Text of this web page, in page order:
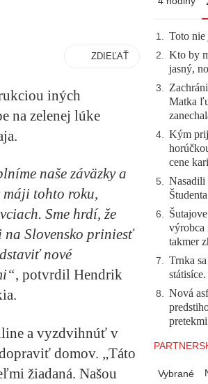
ZDIEĽAŤ
iných
na zelenej lúke
naše záväzky a
máji tohto roku,
Sme hrdí, že
na Slovensko priniesť
nové
, potvrdil Hendrik
a vyzdvihnúť v
domov. „Táto
žiadaná. Našou
1. Toto nie
2. Kto by
jasný,
3.
Matka
4. Kým
cene
5. Nasadili
6.
výrobca
takmer
7. Trnka
8. Nová
pretekmi
Vybrané